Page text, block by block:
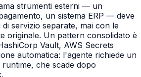
strumenti esterni — un
un sistema ERP — deve
servizio separate, mai con le
originale. Un pattern consolidato è
Vault, AWS Secrets
automatica: l'agente richiede un
che scade dopo